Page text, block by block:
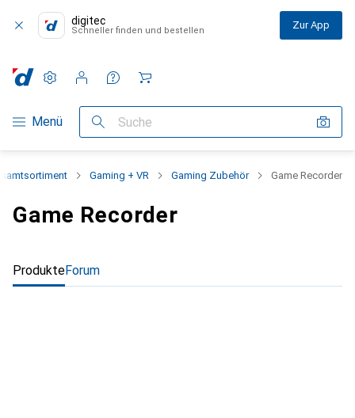
digitec
Schneller finden und bestellen Zur App
Navigation nach Kategorien
Menü Suche
Einstellungen
Kundenkonto
Vergleichslisten
Merklisten
Warenkorb
Gaming + VR Gaming Zubehör Game Recorder
Game Recorder
ProdukteForum